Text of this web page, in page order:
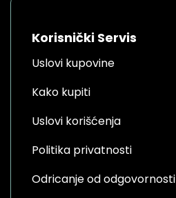
Korisnički Servis
Uslovi kupovine
Kako kupiti
Uslovi korišćenja
Politika privatnosti
Odricanje od odgovornosti